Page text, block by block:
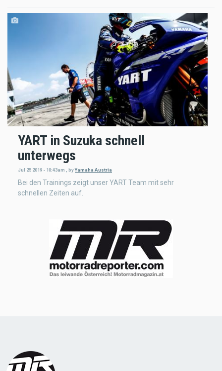
YART in Suzuka schnell
unterwegs
Jul 25 2019 - 10:43am byYamaha Austria
Bei den Trainings zeigt unser YART Team mit sehr
schnellen Zeiten auf.